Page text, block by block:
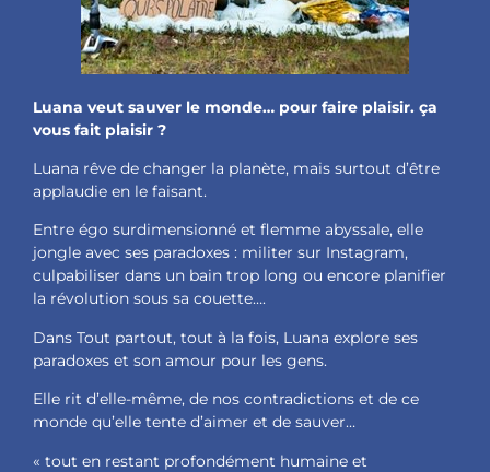
Luana veut sauver le monde… pour faire plaisir. ça
vous fait plaisir ?
Luana rêve de changer la planète, mais surtout d’être
applaudie en le faisant.
Entre égo surdimensionné et flemme abyssale, elle
jongle avec ses paradoxes : militer sur Instagram,
culpabiliser dans un bain trop long ou encore planifier
la révolution sous sa couette….
Dans Tout partout, tout à la fois, Luana explore ses
paradoxes et son amour pour les gens.
Elle rit d’elle-même, de nos contradictions et de ce
monde qu’elle tente d’aimer et de sauver…
« tout en restant profondément humaine et